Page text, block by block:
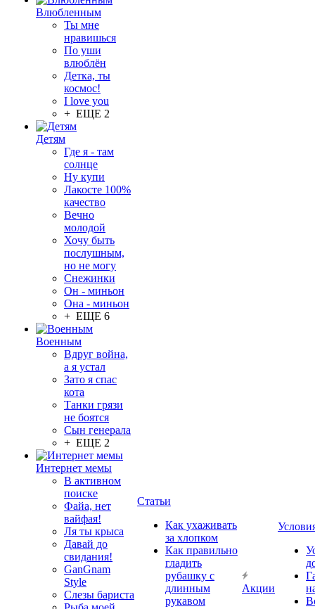
Влюбленным
Ты мне
нравишься
По уши
влюблён
Детка, ты
космос!
I love you
+ ЕЩЕ 2
Детям
Где я - там
солнце
Ну купи
Лакосте 100%
качество
Вечно
молодой
Хочу быть
послушным,
но не могу
Снежинки
Он - миньон
Она - миньон
+ ЕЩЕ 6
Военным
Вдруг война,
а я устал
Зато я спас
кота
Танки грязи
не боятся
Сын генерала
+ ЕЩЕ 2
Интернет мемы
В активном
поиске
Файа, нет
вайфая!
Ля ты крыса
Давай до
свидания!
GanGnam
Style
Слезы бариста
Статьи
Как ухаживать
за хлопком
Как правильно
гладить
рубашку с
длинным
рукавом
Акции